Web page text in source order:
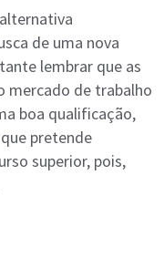
de uma nova
lembrar que as
mercado de trabalho
boa qualificação,
pretende
superior, pois,